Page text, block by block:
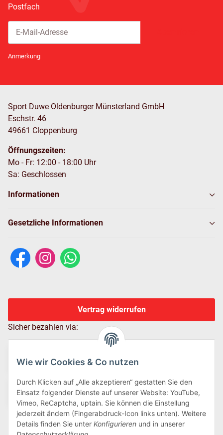
Wie wir Cookies & Co nutzen
Durch Klicken auf „Alle akzeptieren“ gestatten Sie den
Einsatz folgender Dienste auf unserer Website: YouTube,
Vimeo, ReCaptcha, uptain. Sie können die Einstellung
jederzeit ändern (Fingerabdruck-Icon links unten). Weitere
Details finden Sie unter Konfigurieren und in unserer
Postfach
Anmerkung
Sport Duwe Oldenburger Münsterland GmbH
Eschstr. 46
49661 Cloppenburg
Öffnungszeiten:
Mo - Fr: 12:00 - 18:00 Uhr
Sa: Geschlossen
Informationen
Gesetzliche Informationen
Vertrag widerrufen
Sicher bezahlen via:
Wir versenden via: